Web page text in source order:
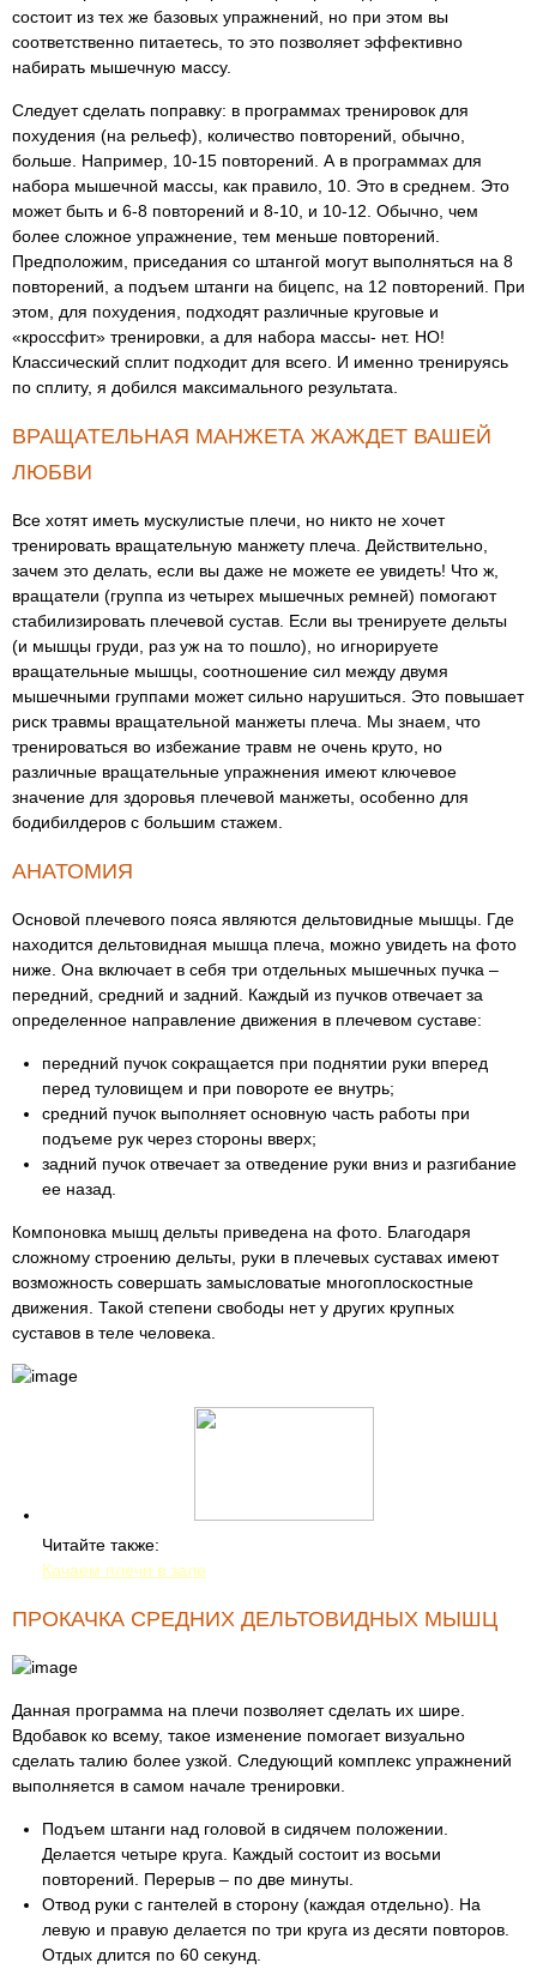
состоит из тех же базовых упражнений, но при этом вы
соответственно питаетесь, то это позволяет эффективно
набирать мышечную массу.
Следует сделать поправку: в программах тренировок для
похудения (на рельеф), количество повторений, обычно,
больше. Например, 10-15 повторений. А в программах для
набора мышечной массы, как правило, 10. Это в среднем. Это
может быть и 6-8 повторений и 8-10, и 10-12. Обычно, чем
более сложное упражнение, тем меньше повторений.
Предположим, приседания со штангой могут выполняться на 8
повторений, а подъем штанги на бицепс, на 12 повторений. При
этом, для похудения, подходят различные круговые и
«кроссфит» тренировки, а для набора массы- нет. НО!
Классический сплит подходит для всего. И именно тренируясь
по сплиту, я добился максимального результата.
ВРАЩАТЕЛЬНАЯ МАНЖЕТА ЖАЖДЕТ ВАШЕЙ
ЛЮБВИ
Все хотят иметь мускулистые плечи, но никто не хочет
тренировать вращательную манжету плеча. Действительно,
зачем это делать, если вы даже не можете ее увидеть! Что ж,
вращатели (группа из четырех мышечных ремней) помогают
стабилизировать плечевой сустав. Если вы тренируете дельты
(и мышцы груди, раз уж на то пошло), но игнорируете
вращательные мышцы, соотношение сил между двумя
мышечными группами может сильно нарушиться. Это повышает
риск травмы вращательной манжеты плеча. Мы знаем, что
тренироваться во избежание травм не очень круто, но
различные вращательные упражнения имеют ключевое
значение для здоровья плечевой манжеты, особенно для
бодибилдеров с большим стажем.
АНАТОМИЯ
Основой плечевого пояса являются дельтовидные мышцы. Где
находится дельтовидная мышца плеча, можно увидеть на фото
ниже. Она включает в себя три отдельных мышечных пучка –
передний, средний и задний. Каждый из пучков отвечает за
определенное направление движения в плечевом суставе:
передний пучок сокращается при поднятии руки вперед
перед туловищем и при повороте ее внутрь;
средний пучок выполняет основную часть работы при
подъеме рук через стороны вверх;
задний пучок отвечает за отведение руки вниз и разгибание
ее назад.
Компоновка мышц дельты приведена на фото. Благодаря
сложному строению дельты, руки в плечевых суставах имеют
возможность совершать замысловатые многоплоскостные
движения. Такой степени свободы нет у других крупных
суставов в теле человека.
Читайте также:
Качаем плечи в зале
ПРОКАЧКА СРЕДНИХ ДЕЛЬТОВИДНЫХ МЫШЦ
Данная программа на плечи позволяет сделать их шире.
Вдобавок ко всему, такое изменение помогает визуально
сделать талию более узкой. Следующий комплекс упражнений
выполняется в самом начале тренировки.
Подъем штанги над головой в сидячем положении.
Делается четыре круга. Каждый состоит из восьми
повторений. Перерыв – по две минуты.
Отвод руки с гантелей в сторону (каждая отдельно). На
левую и правую делается по три круга из десяти повторов.
Отдых длится по 60 секунд.